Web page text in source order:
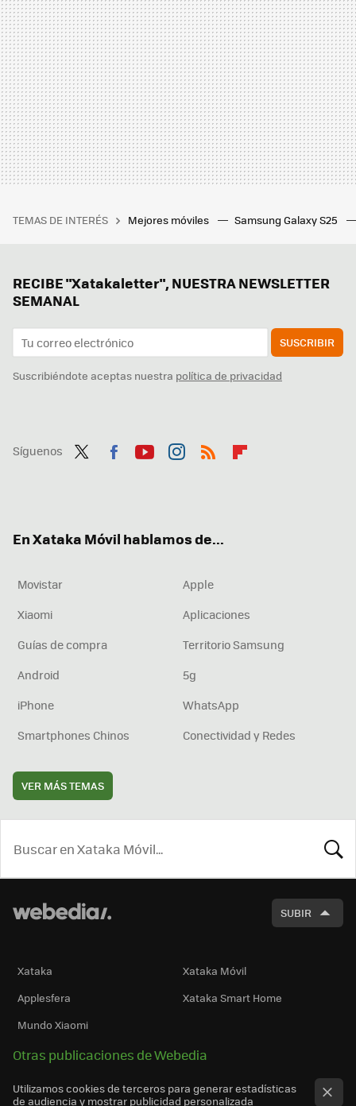
TEMAS DE INTERÉS Mejores móviles Samsung Galaxy S25
RECIBE "Xatakaletter", NUESTRA NEWSLETTER
SEMANAL
SUSCRIBIR
Suscribiéndote aceptas nuestra política de privacidad
Síguenos
En Xataka Móvil hablamos de...
Movistar
Apple
Xiaomi
Aplicaciones
Guías de compra
Territorio Samsung
Android
5g
iPhone
WhatsApp
Smartphones Chinos
Conectividad y Redes
VER MÁS TEMAS
SUBIR
Xataka
Xataka Móvil
Applesfera
Xataka Smart Home
Mundo Xiaomi
Otras publicaciones de Webedia
Utilizamos cookies de terceros para generar estadísticas
de audiencia y mostrar publicidad personalizada